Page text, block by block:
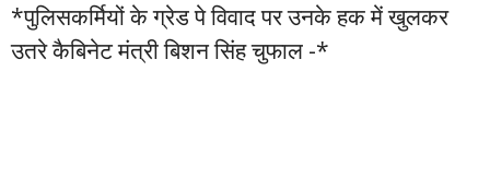
*पुलिसकर्मियों के ग्रेड पे विवाद पर उनके हक में खुलकर
उतरे कैबिनेट मंत्री बिशन सिंह चुफाल -*